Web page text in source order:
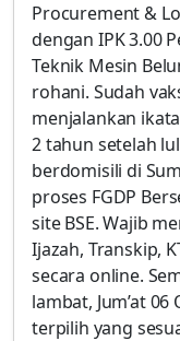
Procurement &
dengan IPK 3.00
Teknik Mesin
rohani. Sudah
menjalankan
2 tahun setelah
berdomisili di
proses FGDP
site BSE. Wajib
Ijazah, Transkip,
secara online.
lambat, Jum’at
terpilih yang